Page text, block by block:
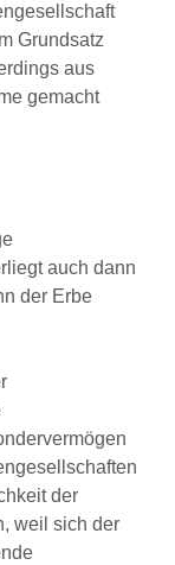
Grundsatz
aus
gemacht
auch dann
der Erbe
der
weil sich der